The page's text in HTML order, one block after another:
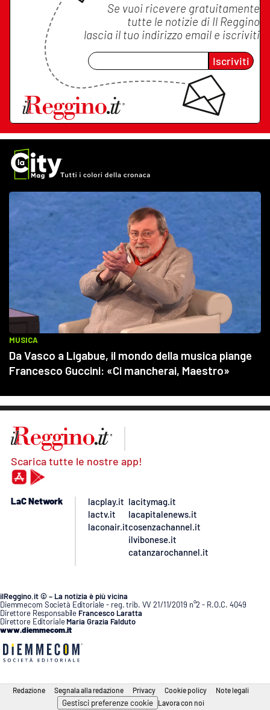
Se vuoi ricevere gratuitamente
tutte le notizie di Il Reggino
lascia il tuo indirizzo email e iscriviti
Iscriviti
Scarica tutte le nostre app!
LaC Network
lacplay.it
lactv.it
laconair.it
lacitymag.it
lacapitalenews.it
cosenzachannel.it
ilvibonese.it
catanzarochannel.it
ilReggino.it © – La notizia è più vicina
Diemmecom Società Editoriale - reg. trib. VV 21/11/2019 n°2 - R.O.C. 4049
Direttore Responsabile Francesco Laratta
Direttore Editoriale Maria Grazia Falduto
www.diemmecom.it
Redazione Segnala alla redazione Privacy Cookie policy Note legali
Gestisci preferenze cookie Lavora con noi